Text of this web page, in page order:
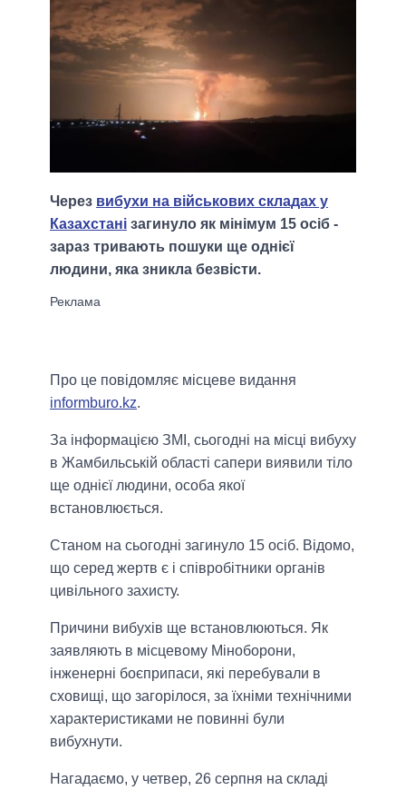
Через вибухи на військових складах у
Казахстані загинуло як мінімум 15 осіб -
зараз тривають пошуки ще однієї
людини, яка зникла безвісти.
Про це повідомляє місцеве видання
informburo.kz.
За інформацією ЗМІ, сьогодні на місці вибуху
в Жамбильській області сапери виявили тіло
ще однієї людини, особа якої
встановлюється.
Станом на сьогодні загинуло 15 осіб. Відомо,
що серед жертв є і співробітники органів
цивільного захисту.
Причини вибухів ще встановлюються. Як
заявляють в місцевому Міноборони,
інженерні боєприпаси, які перебували в
сховищі, що загорілося, за їхніми технічними
характеристиками не повинні були
вибухнути.
Нагадаємо, у четвер, 26 серпня на складі